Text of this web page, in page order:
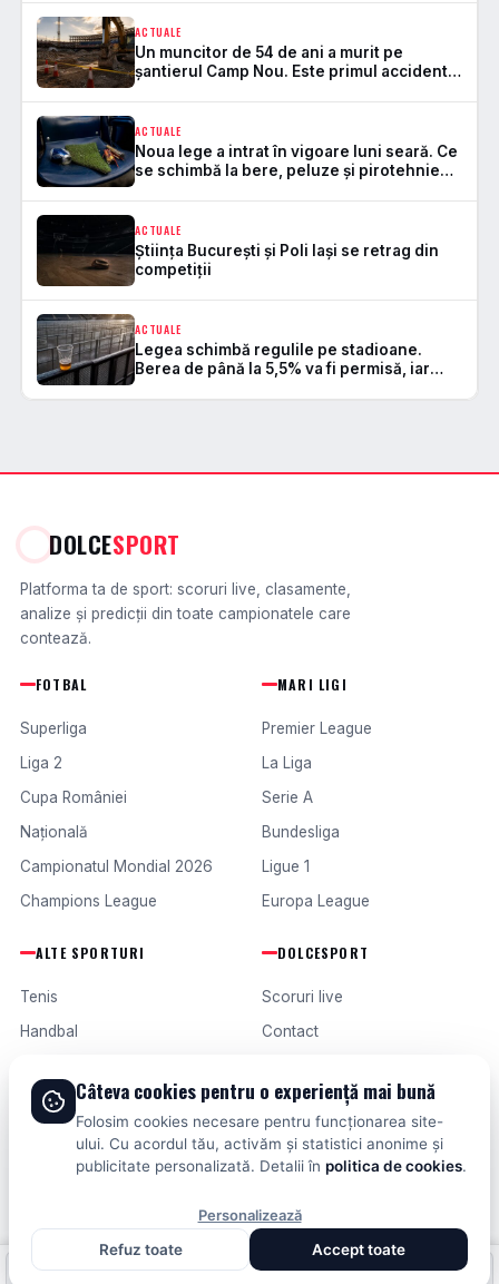
ACTUALE
Un muncitor de 54 de ani a murit pe
șantierul Camp Nou. Este primul accident
ACTUALE
Noua lege a intrat în vigoare luni seară. Ce
se schimbă la bere, peluze și pirotehnie
ACTUALE
Știința București și Poli Iași se retrag din
competiții
ACTUALE
Legea schimbă regulile pe stadioane.
Berea de până la 5,5% va fi permisă, iar
DOLCESPORT
Platforma ta de sport: scoruri live, clasamente,
analize și predicții din toate campionatele care
contează.
FOTBAL
Superliga
Liga 2
Cupa României
Națională
Campionatul Mondial 2026
Champions League
MARI LIGI
Premier League
La Liga
Serie A
Bundesliga
Ligue 1
Europa League
ALTE SPORTURI
Tenis
Handbal
Formula 1
Fotbal intern
Fotbal extern
DOLCESPORT
Scoruri live
Contact
Termeni și condiții
© 2026 DOLCESPORT. TOATE DREPTURILE REZERVATE.
SCORURI, CLASAMENTE ȘI ANALIZE DIN TOATE COMPETIȚIILE
Fotbal intern Fotbal extern Scoruri live
Câteva cookies pentru o experiență mai bună
Folosim cookies necesare pentru funcționarea site-
ului. Cu acordul tău, activăm și statistici anonime și
publicitate personalizată. Detalii în politica de cookies.
Personalizează
Refuz toate
Accept toate